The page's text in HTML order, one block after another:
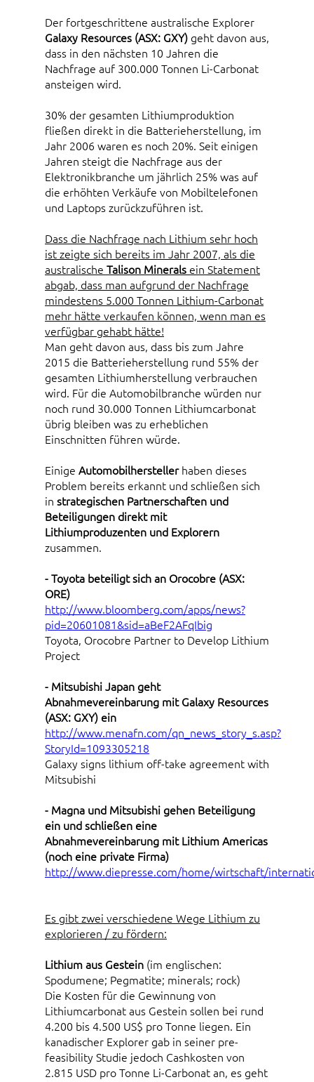
Der fortgeschrittene australische Explorer
Galaxy Resources (ASX: GXY) geht davon aus,
dass in den nächsten 10 Jahren die
Nachfrage auf 300.000 Tonnen Li-Carbonat
ansteigen wird.
30% der gesamten Lithiumproduktion
fließen direkt in die Batterieherstellung, im
Jahr 2006 waren es noch 20%. Seit einigen
Jahren steigt die Nachfrage aus der
Elektronikbranche um jährlich 25% was auf
die erhöhten Verkäufe von Mobiltelefonen
und Laptops zurückzuführen ist.
Dass die Nachfrage nach Lithium sehr hoch
ist zeigte sich bereits im Jahr 2007, als die
australische Talison Minerals ein Statement
abgab, dass man aufgrund der Nachfrage
mindestens 5.000 Tonnen Lithium-Carbonat
mehr hätte verkaufen können, wenn man es
verfügbar gehabt hätte!
Man geht davon aus, dass bis zum Jahre
2015 die Batterieherstellung rund 55% der
gesamten Lithiumherstellung verbrauchen
wird. Für die Automobilbranche würden nur
noch rund 30.000 Tonnen Lithiumcarbonat
übrig bleiben was zu erheblichen
Einschnitten führen würde.
Einige Automobilherstellerhaben dieses
Problem bereits erkannt und schließen sich
in strategischen Partnerschaften und
Beteiligungen direkt mit
Lithiumproduzenten und Explorern
zusammen.
- Toyota beteiligt sich an Orocobre (ASX:
ORE)
http://www.bloomberg.com/apps/news?
pid=20601081&sid=aBeF2AFqIbig
Toyota, Orocobre Partner to Develop Lithium
Project
- Mitsubishi Japan geht
Abnahmevereinbarung mit Galaxy Resources
(ASX: GXY) ein
http://www.menafn.com/qn_news_story_s.asp?
StoryId=1093305218
Galaxy signs lithium off-take agreement with
Mitsubishi
- Magna und Mitsubishi gehen Beteiligung
ein und schließen eine
Abnahmevereinbarung mit Lithium Americas
(noch eine private Firma)
http://www.diepresse.com/home/wirtschaft/
Es gibt zwei verschiedene Wege Lithium zu
explorieren / zu fördern:
Lithium aus Gestein (im englischen:
Spodumene; Pegmatite; minerals; rock)
Die Kosten für die Gewinnung von
Lithiumcarbonat aus Gestein sollen bei rund
4.200 bis 4.500 US$ pro Tonne liegen. Ein
kanadischer Explorer gab in seiner pre-
feasibility Studie jedoch Cashkosten von
2.815 USD pro Tonne Li-Carbonat an, es geht